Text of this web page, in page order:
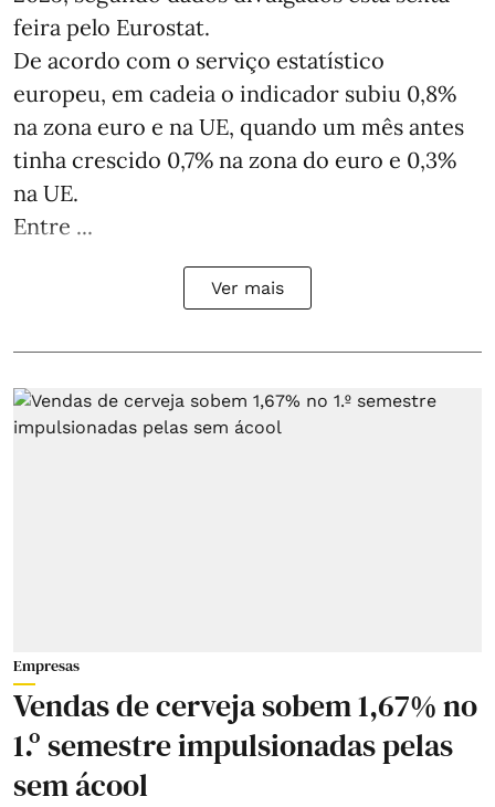
feira pelo Eurostat.
De acordo com o serviço estatístico
europeu, em cadeia o indicador subiu 0,8%
na zona euro e na UE, quando um mês antes
tinha crescido 0,7% na zona do euro e 0,3%
na UE.
Entre ...
Ver mais
Empresas
Vendas de cerveja sobem 1,67% no
1.º semestre impulsionadas pelas
sem ácool